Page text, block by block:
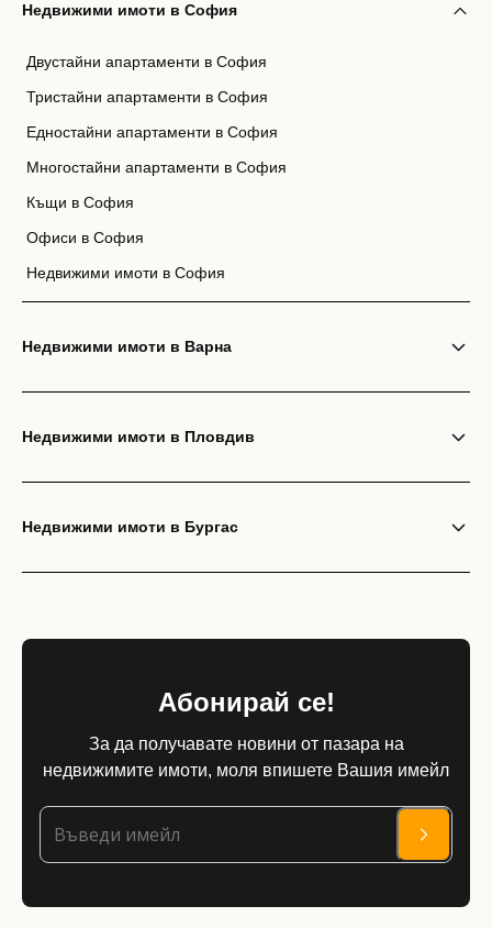
Недвижими имоти в София
Двустайни апартаменти в София
Тристайни апартаменти в София
Едностайни апартаменти в София
Многостайни апартаменти в София
Къщи в София
Офиси в София
Недвижими имоти в София
Недвижими имоти в Варна
Недвижими имоти в Пловдив
Недвижими имоти в Бургас
Абонирай се!
За да получавате новини от пазара на
недвижимите имоти, моля впишете Вашия имейл